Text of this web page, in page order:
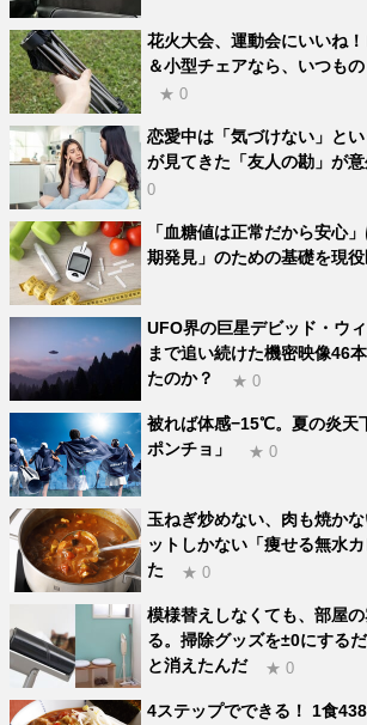
花火大会、運動会にいいね
＆小型チェアなら、いつも
★ 0
恋愛中は「気づけない」と
が見てきた「友人の勘」が
0
「血糖値は正常だから安心
期発見」のための基礎を現
UFO界の巨星デビッド・ウ
まで追い続けた機密映像46
たのか？
★ 0
被れば体感−15℃。夏の炎天
ポンチョ」
★ 0
玉ねぎ炒めない、肉も焼か
ットしかない「痩せる無水
た
★ 0
模様替えしなくても、部屋
る。掃除グッズを±0にする
と消えたんだ
★ 0
4ステップでできる！ 1食